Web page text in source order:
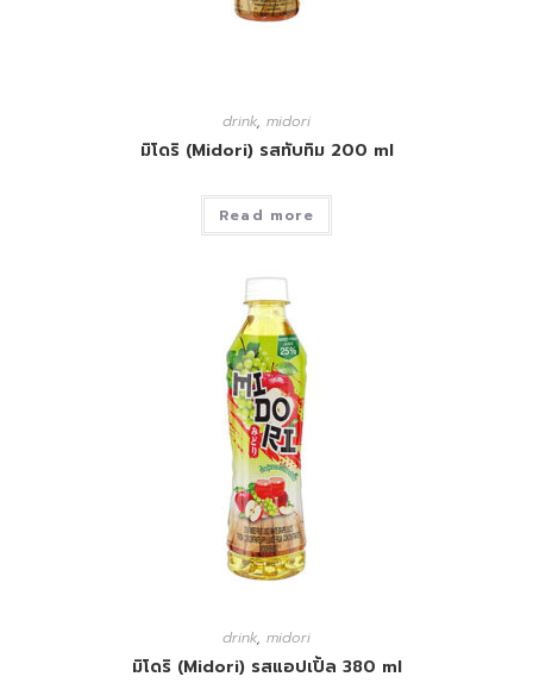
drink, midori
มิโดริ (Midori) รสทับทิม 200 ml
Read more
drink, midori
มิโดริ (Midori) รสแอปเปิ้ล 380 ml